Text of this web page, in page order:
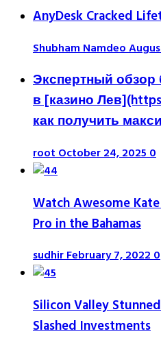
AnyDesk Cracked
Shubham Namdeo
Экспертный обзор
в [казино
как получить
rootOctober 24, 20250
Watch Awesome
Pro in the Bahamas
sudhirFebruary 7, 20220
Silicon Valley
Slashed Investments